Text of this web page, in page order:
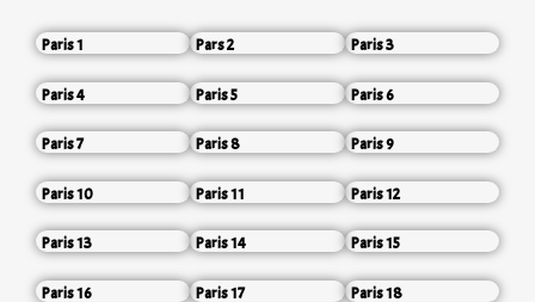
Paris 1 Pars 2 Paris 3
Paris 4 Paris 5 Paris 6
Paris 7 Paris 8 Paris 9
Paris 10 Paris 11 Paris 12
Paris 13 Paris 14 Paris 15
Paris 16 Paris 17 Paris 18